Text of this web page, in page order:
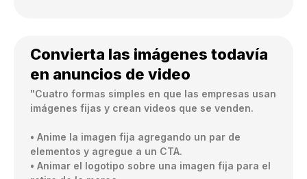
Convierta las imágenes todavía
en anuncios de video
"Cuatro formas simples en que las empresas usan
imágenes fijas y crean videos que se venden.
• Anime la imagen fija agregando un par de
elementos y agregue a un CTA.
• Animar el logotipo sobre una imagen fija para el